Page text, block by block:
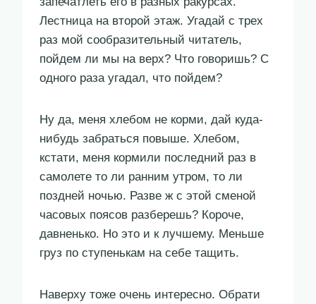
Лестница на второй этаж. Угадай с трех
раз мой сообразительный читатель,
пойдем ли мы на верх? Что говоришь? С
одного раза угадал, что пойдем?
Ну да, меня хлебом не корми, дай куда-
нибудь забраться повыше. Хлебом,
кстати, меня кормили последний раз в
самолете то ли ранним утром, то ли
поздней ночью. Разве ж с этой сменой
часовых поясов разберешь? Короче,
давненько. Но это и к лучшему. Меньше
груз по ступенькам на себе тащить.
Наверху тоже очень интересно. Обрати